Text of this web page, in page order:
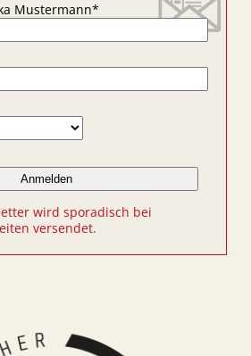
Mustermann*
wird sporadisch bei
versendet.